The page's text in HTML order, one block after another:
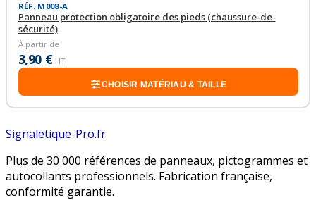
RÉF. M008-A
Panneau protection obligatoire des pieds (chaussure-de-
sécurité)
À partir de
3,90 € HT
CHOISIR MATÉRIAU & TAILLE
Signaletique-Pro.fr
Plus de 30 000 références de panneaux, pictogrammes et
autocollants professionnels. Fabrication française,
conformité garantie.